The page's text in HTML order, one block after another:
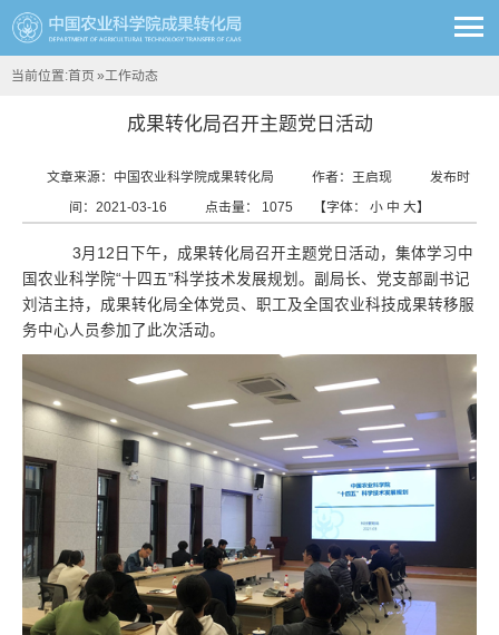
当前位置:首页 »工作动态
成果转化局召开主题党日活动
文章来源：中国农业科学院成果转化局 作者：王启现
发布时
间：2021-03-16
点击量： 1075 【字体： 小 中 大】
3月12日下午，成果转化局召开主题党日活动，集体学习中
国农业科学院“十四五”科学技术发展规划。副局长、党支部副书记
刘洁主持，成果转化局全体党员、职工及全国农业科技成果转移服
务中心人员参加了此次活动。